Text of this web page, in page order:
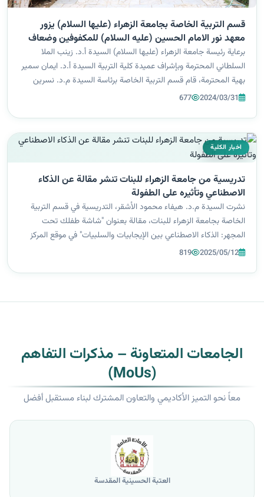
قسم التربية الخاصة بجامعة الزهراء (عليها السلام) يزور
معهد نور الامام الحسين (عليه السلام) للمكفوفين وضعاف
البصر.
برعاية رئيسة جامعة الزهراء (عليها السلام) السيدة أ.د. زينب الملا
السلطاني المحترمة وبإشراف عميدة كلية التربية السيدة أ.د. ايمان سمير
بهية المحترمة، قام قسم التربية الخاصة برئاسة السيدة م.د. نسرين
الجيلاوي المحترمة وكادر القسم وبرفقة عدد من طالباته بزيارة علمية...
2024/03/31
677
اخبار الكلية
تدريسية من جامعة الزهراء للبنات تنشر مقالة عن الذكاء
الاصطناعي وتأثيره على الطفولة
نشرت السيدة م.د. هيفاء محمود الأشقر، التدريسية في قسم التربية
الخاصة بجامعة الزهراء للبنات، مقالة بعنوان "شاشة طفلك تحت
المجهر: الذكاء الاصطناعي بين الإيجابيات والسلبيات" في موقع المركز
الديمقراطي العربي. تناولت المقالة تأثير الذكاء الاصطناعي على الأطفال
2025/05/12
819
الجامعات المتعاونة – مذكرات التفاهم
(MoUs)
معاً نحو التميز الأكاديمي والتعاون المشترك لبناء مستقبل أفضل
العتبة الحسينية المقدسة